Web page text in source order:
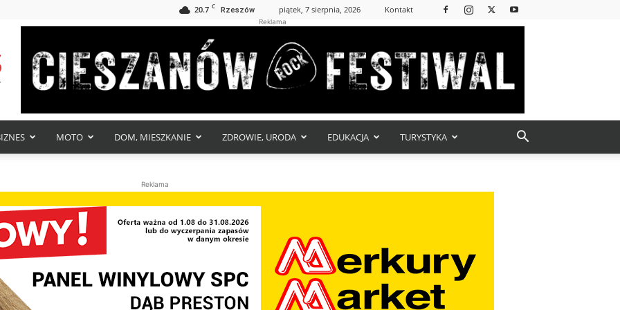
20.7 C Rzeszów piątek, 7 sierpnia, 2026 Kontakt
Reklama
MOTO DOM, MIESZKANIE ZDROWIE, URODA EDUKACJA TURYSTYKA
Reklama